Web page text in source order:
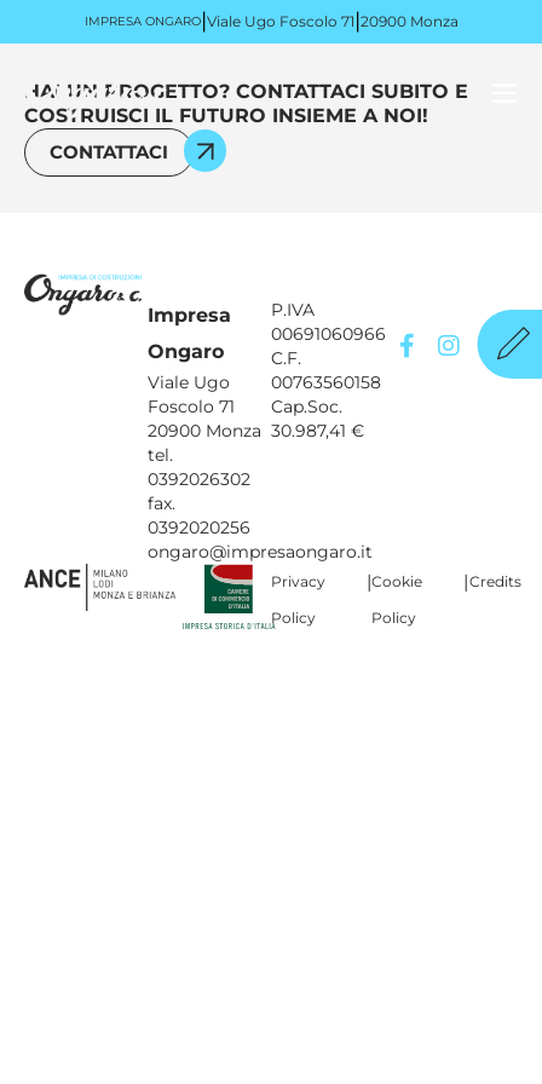
IMPRESA ONGARO|Viale Ugo Foscolo 71 |20900 Monza
HAI UN PROGETTO? CONTATTACI SUBITO E
COSTRUISCI IL FUTURO INSIEME A NOI!
CONTATTACI
Impresa
Ongaro
Viale Ugo
Foscolo 71
20900 Monza
tel.
0392026302
fax.
0392020256
ongaro@impresaongaro.it
P.IVA
00691060966
C.F.
00763560158
Cap.Soc.
30.987,41 €
Privacy
Policy
|Cookie
Policy
|Credits